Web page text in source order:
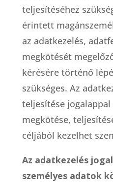
teljesítéséhez
érintett
az adatkezelés,
megkötését
kérésére történő
szükséges. Az
teljesítése jogalappal
megkötése,
céljából kezelhet
Az adatkezelés
személyes adatok